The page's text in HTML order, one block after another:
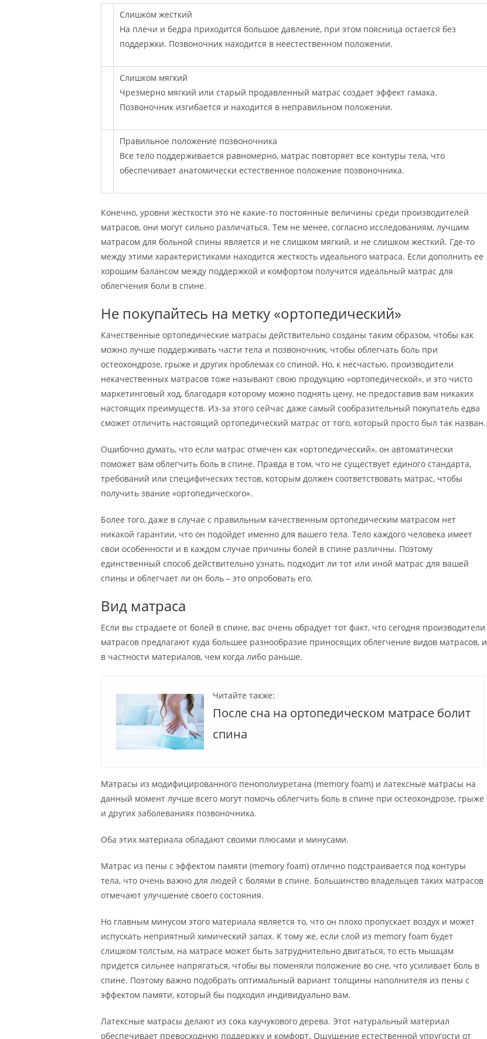
Слишком жесткий
На плечи и бедра приходится большое давление, при этом поясница остается без
поддержки. Позвоночник находится в неестественном положении.
Слишком мягкий
Чрезмерно мягкий или старый продавленный матрас создает эффект гамака.
Позвоночник изгибается и находится в неправильном положении.
Правильное положение позвоночника
Все тело поддерживается равномерно, матрас повторяет все контуры тела, что
обеспечивает анатомически естественное положение позвоночника.
Конечно, уровни жесткости это не какие-то постоянные величины среди производителей
матрасов, они могут сильно различаться. Тем не менее, согласно исследованиям, лучшим
матрасом для больной спины является и не слишком мягкий, и не слишком жесткий. Где-то
между этими характеристиками находится жесткость идеального матраса. Если дополнить ее
хорошим балансом между поддержкой и комфортом получится идеальный матрас для
облегчения боли в спине.
Не покупайтесь на метку «ортопедический»
Качественные ортопедические матрасы действительно созданы таким образом, чтобы как
можно лучше поддерживать части тела и позвоночник, чтобы облегчать боль при
остеохондрозе, грыже и других проблемах со спиной. Но, к несчастью, производители
некачественных матрасов тоже называют свою продукцию «ортопедической», и это чисто
маркетинговый ход, благодаря которому можно поднять цену, не предоставив вам никаких
настоящих преимуществ. Из-за этого сейчас даже самый сообразительный покупатель едва
сможет отличить настоящий ортопедический матрас от того, который просто был так назван.
Ошибочно думать, что если матрас отмечен как «ортопедический», он автоматически
поможет вам облегчить боль в спине. Правда в том, что не существует единого стандарта,
требований или специфических тестов, которым должен соответствовать матрас, чтобы
получить звание «ортопедического».
Более того, даже в случае с правильным качественным ортопедическим матрасом нет
никакой гарантии, что он подойдет именно для вашего тела. Тело каждого человека имеет
свои особенности и в каждом случае причины болей в спине различны. Поэтому
единственный способ действительно узнать, подходит ли тот или иной матрас для вашей
спины и облегчает ли он боль – это опробовать его.
Вид матраса
Если вы страдаете от болей в спине, вас очень обрадует тот факт, что сегодня производители
матрасов предлагают куда большее разнообразие приносящих облегчение видов матрасов, и
в частности материалов, чем когда либо раньше.
Читайте также:
После сна на ортопедическом матрасе болит
спина
Матрасы из модифицированного пенополиуретана (memory foam) и латексные матрасы на
данный момент лучше всего могут помочь облегчить боль в спине при остеохондрозе, грыже
и других заболеваниях позвоночника.
Оба этих материала обладают своими плюсами и минусами.
Матрас из пены с эффектом памяти (memory foam) отлично подстраивается под контуры
тела, что очень важно для людей с болями в спине. Большинство владельцев таких матрасов
отмечают улучшение своего состояния.
Но главным минусом этого материала является то, что он плохо пропускает воздух и может
испускать неприятный химический запах. К тому же, если слой из memory foam будет
слишком толстым, на матрасе может быть затруднительно двигаться, то есть мышцам
придется сильнее напрягаться, чтобы вы поменяли положение во сне, что усиливает боль в
спине. Поэтому важно подобрать оптимальный вариант толщины наполнителя из пены с
эффектом памяти, который бы подходил индивидуально вам.
Латексные матрасы делают из сока каучукового дерева. Этот натуральный материал
обеспечивает превосходную поддержку и комфорт. Ощущение естественной упругости от